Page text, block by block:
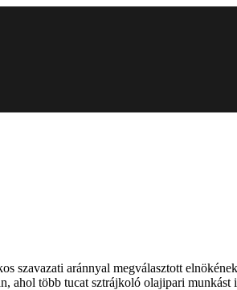
szavazati aránnyal megválasztott
ahol több tucat sztrájkoló olajipari munkást